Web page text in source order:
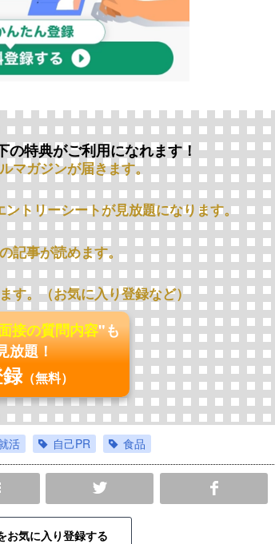
特典がご利用になれます！
マガジンが届きます。
トリーシートが見放題になります。
記事が読めます。
す。（お気に入り登録など）
接の質問内容"も
放題！
（無料）
活 自己PR 食品
SHARE
お気に入り登録する